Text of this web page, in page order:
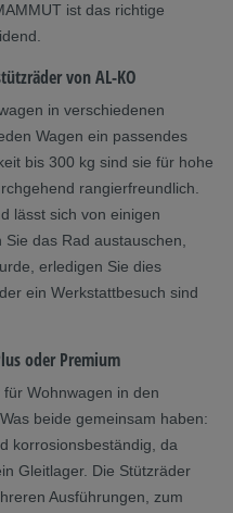
ist das richtige
von AL-KO
in verschiedenen
Wagen ein passendes
bis 300 kg sind sie für hohe
rangierfreundlich.
lässt sich von einigen
das Rad austauschen,
erledigen Sie dies
ein Werkstattbesuch sind
oder Premium
Wohnwagen in den
beide gemeinsam haben:
korrosionsbeständig, da
Gleitlager. Die Stützräder
Ausführungen, zum